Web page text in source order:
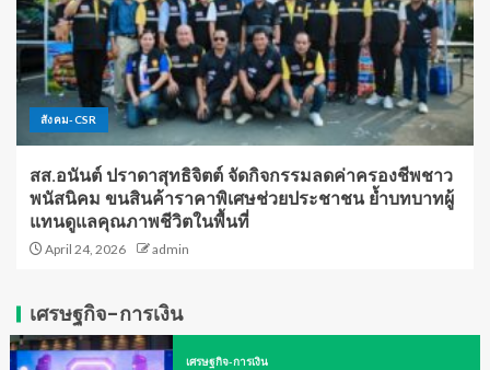
สังคม-CSR
สส.อนันต์ ปราดาสุทธิจิตต์ จัดกิจกรรมลดค่าครองชีพชาว
พนัสนิคม ขนสินค้าราคาพิเศษช่วยประชาชน ย้ำบทบาทผู้
แทนดูแลคุณภาพชีวิตในพื้นที่
April 24, 2026 admin
เศรษฐกิจ-การเงิน
เศรษฐกิจ-การเงิน